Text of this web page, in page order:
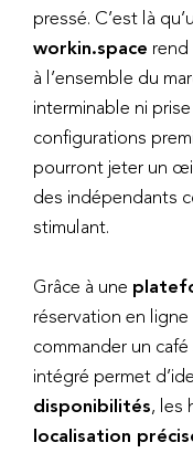
pressé. C’est là
workin.space rend
à l’ensemble du
interminable ni
configurations
pourront jeter un
des indépendants
stimulant.
Grâce à une
réservation en
commander un
intégré permet
disponibilités, les
localisation